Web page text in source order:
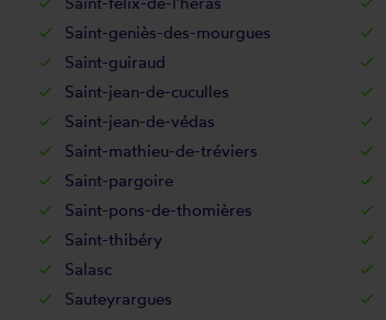
Saint-geniès-des-mourgues
Saint-guiraud
Saint-jean-de-cuculles
Saint-jean-de-védas
Saint-mathieu-de-tréviers
Saint-pargoire
Saint-pons-de-thomières
Saint-thibéry
Salasc
Sauteyrargues